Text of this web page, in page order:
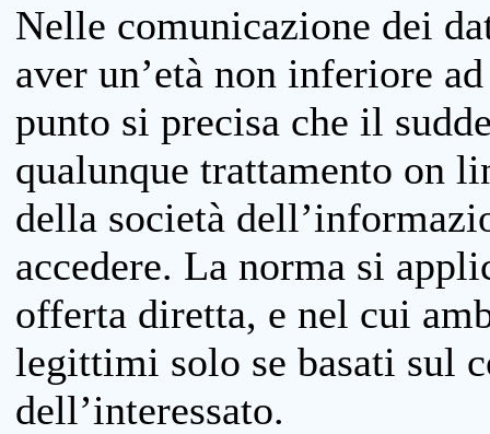
Nelle comunicazione dei
aver un’età non inferiore
punto si precisa che il
qualunque trattamento on
della società
accedere. La norma si
offerta diretta, e nel cui
legittimi solo se basati sul
dell’interessato.